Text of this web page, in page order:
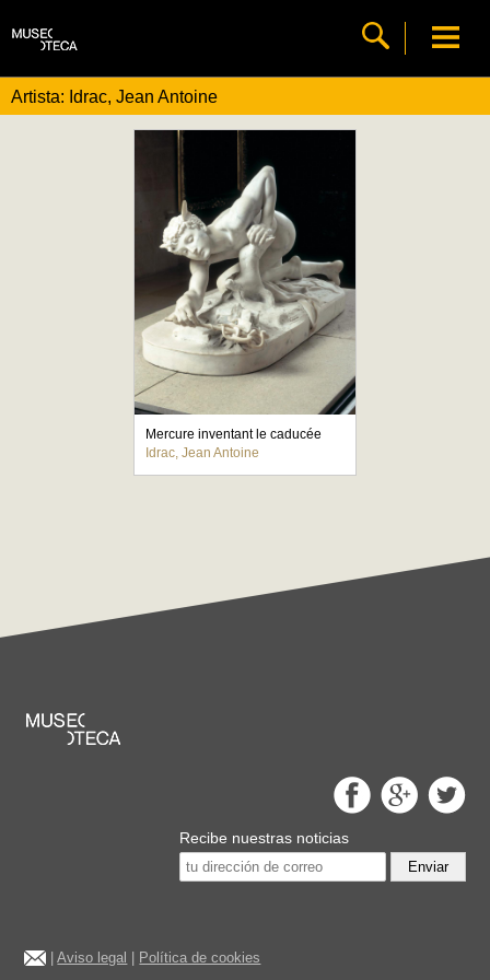
Artista: Idrac, Jean Antoine
Mercure inventant le caducée
Idrac, Jean Antoine
Recibe nuestras noticias
Enviar
|Aviso legal Política de cookies